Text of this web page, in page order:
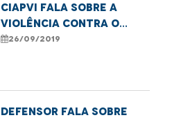
Ciapvi fala sobre a
violência contra o
idoso
26/09/2019
Defensor fala sobre